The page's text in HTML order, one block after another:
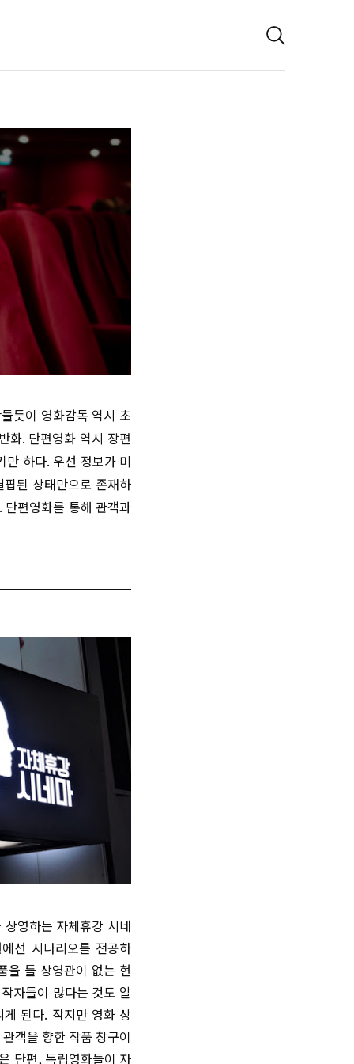
듯이 영화감독 역시 초
화. 단편영화 역시 장편
만 하다. 우선 정보가 미
된 상태만으로 존재하
편영화를 통해 관객과
영하는 자체휴강 시네
선 시나리오를 전공하
을 틀 상영관이 없는 현
자들이 많다는 것도 알
된다. 작지만 영화 상
객을 향한 작품 창구이
단편, 독립영화들이 자